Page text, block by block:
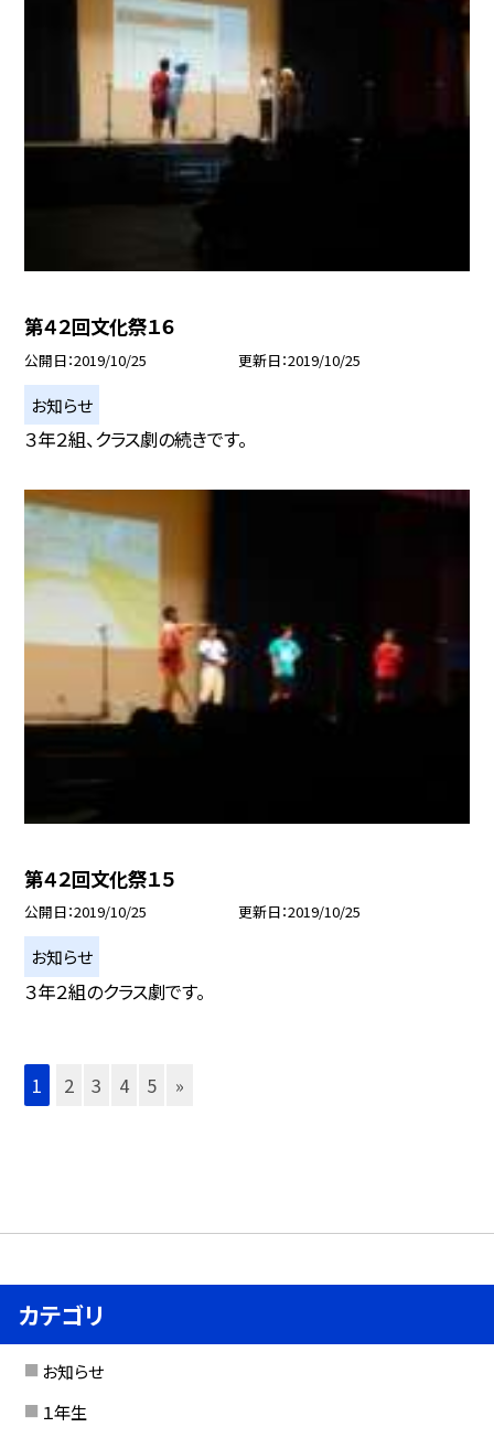
第４２回文化祭１６
公開日 2019/10/25 更新日 2019/10/25
お知らせ
３年２組、クラス劇の続きです。
第４２回文化祭１５
公開日 2019/10/25 更新日 2019/10/25
お知らせ
３年２組のクラス劇です。
1 2 3 4 5 »
カテゴリ
お知らせ
１年生